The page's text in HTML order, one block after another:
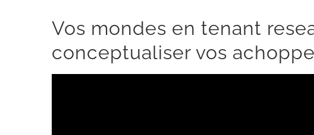
Vos mondes en tenant
conceptualiser vos